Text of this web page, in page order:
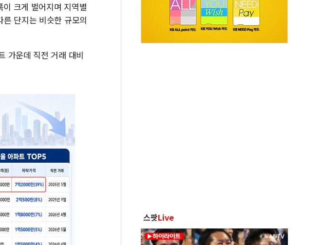
크게 벌어지며 지역별
단지는 비슷한 규모의
가운데 직전 거래 대비
스팟Live